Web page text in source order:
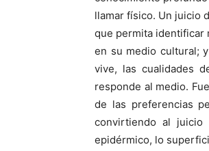
llamar físico. Un juicio
que permita identificar
en su medio cultural;
vive, las cualidades
responde al medio.
de las preferencias
convirtiendo al
epidérmico, lo